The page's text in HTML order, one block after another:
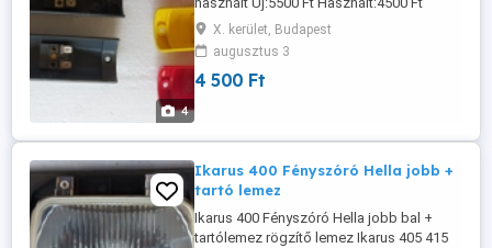
4
Szürkék használtak több darab Ikarus
busz relikviák Ikarus retro Ikarus busz bus
2 Ikarus típusokhoz 26 stb. több darab
Szállítás átvétel:személyes BP.ker. vagy
X. kerület, Budapest
augusztus 3
4 500 Ft
Ikarus 400 Fényszóró Hella jobb +
tartó lemez
Ikarus 400 Fényszóró Hella jobb bal +
tartólemez rögzítő lemez Ikarus 405 415